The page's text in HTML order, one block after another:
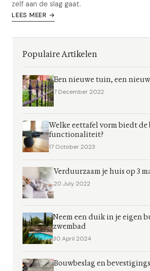
zelf aan de slag gaat.
LEES MEER →
Populaire Artikelen
Een nieuwe tuin, een
7 December 2022
Welke eettafel vorm biedt de
functionaliteit?
17 October 2023
Verduurzaam je huis op 3
20 July 2022
Neem een duik in je eigen
zwembad
30 April 2024
Bouwbeslag en